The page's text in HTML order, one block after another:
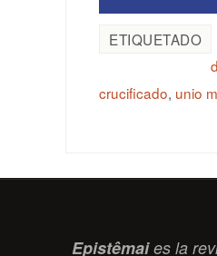
ETIQUETADO
crucificado, unio
Epistêmaies la